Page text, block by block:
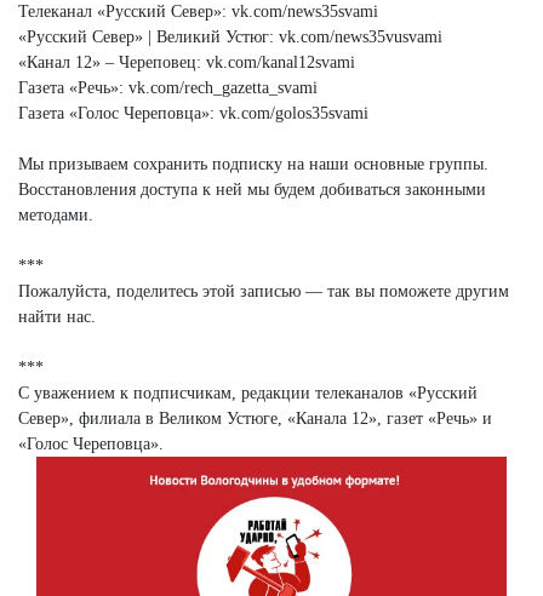
Телеканал «Русский Север»: vk.com/news35svami
«Русский Север» | Великий Устюг: vk.com/news35vusvami
«Канал 12» – Череповец: vk.com/kanal12svami
Газета «Речь»: vk.com/rech_gazetta_svami
Газета «Голос Череповца»: vk.com/golos35svami
Мы призываем сохранить подписку на наши основные группы.
Восстановления доступа к ней мы будем добиваться законными
методами.
***
Пожалуйста, поделитесь этой записью — так вы поможете другим
найти нас.
***
С уважением к подписчикам, редакции телеканалов «Русский
Север», филиала в Великом Устюге, «Канала 12», газет «Речь» и
«Голос Череповца».